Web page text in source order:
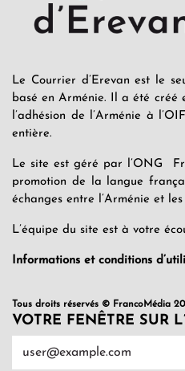
Le Courrier d’Erevan est le
basé en Arménie. Il a été créé
l’adhésion de l’Arménie à
entière.
Le site est géré par l’ONG
promotion de la langue
échanges entre l’Arménie et
L’équipe du site est à votre
Informations et conditions
Tous droits réservés © FrancoMédia
VOTRE FENÊTRE SUR